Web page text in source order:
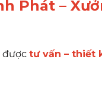
Phát –
được tư vấn – thiết